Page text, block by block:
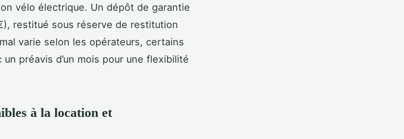
vélo électrique. Un dépôt de garantie
restitué sous réserve de restitution
varie selon les opérateurs, certains
préavis d’un mois pour une flexibilité
à la location et